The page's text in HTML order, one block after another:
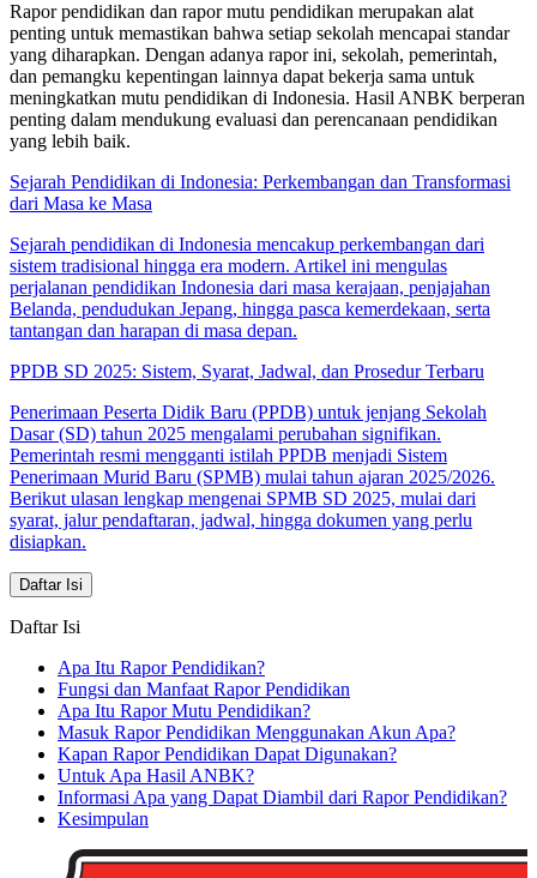
Rapor pendidikan dan rapor mutu pendidikan merupakan alat
penting untuk memastikan bahwa setiap sekolah mencapai standar
yang diharapkan. Dengan adanya rapor ini, sekolah, pemerintah,
dan pemangku kepentingan lainnya dapat bekerja sama untuk
meningkatkan mutu pendidikan di Indonesia. Hasil ANBK berperan
penting dalam mendukung evaluasi dan perencanaan pendidikan
yang lebih baik.
Sejarah Pendidikan di Indonesia: Perkembangan dan Transformasi
dari Masa ke Masa
Sejarah pendidikan di Indonesia mencakup perkembangan dari
sistem tradisional hingga era modern. Artikel ini mengulas
perjalanan pendidikan Indonesia dari masa kerajaan, penjajahan
Belanda, pendudukan Jepang, hingga pasca kemerdekaan, serta
tantangan dan harapan di masa depan.
PPDB SD 2025: Sistem, Syarat, Jadwal, dan Prosedur Terbaru
Penerimaan Peserta Didik Baru (PPDB) untuk jenjang Sekolah
Dasar (SD) tahun 2025 mengalami perubahan signifikan.
Pemerintah resmi mengganti istilah PPDB menjadi Sistem
Penerimaan Murid Baru (SPMB) mulai tahun ajaran 2025/2026.
Berikut ulasan lengkap mengenai SPMB SD 2025, mulai dari
syarat, jalur pendaftaran, jadwal, hingga dokumen yang perlu
disiapkan.
Daftar Isi
Daftar Isi
Apa Itu Rapor Pendidikan?
Fungsi dan Manfaat Rapor Pendidikan
Apa Itu Rapor Mutu Pendidikan?
Masuk Rapor Pendidikan Menggunakan Akun Apa?
Kapan Rapor Pendidikan Dapat Digunakan?
Untuk Apa Hasil ANBK?
Informasi Apa yang Dapat Diambil dari Rapor Pendidikan?
Kesimpulan